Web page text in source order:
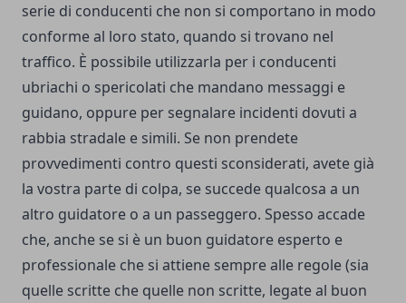
serie di conducenti che non si comportano in modo
conforme al loro stato, quando si trovano nel
traffico. È possibile utilizzarla per i conducenti
ubriachi o spericolati che mandano messaggi e
guidano, oppure per segnalare incidenti dovuti a
rabbia stradale e simili. Se non prendete
provvedimenti contro questi sconsiderati, avete già
la vostra parte di colpa, se succede qualcosa a un
altro guidatore o a un passeggero. Spesso accade
che, anche se si è un buon guidatore esperto e
professionale che si attiene sempre alle regole (sia
quelle scritte che quelle non scritte, legate al buon